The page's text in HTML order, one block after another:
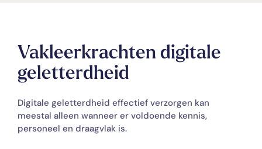
Vakleerkrachten digitale
geletterdheid
Digitale geletterdheid effectief verzorgen kan
meestal alleen wanneer er voldoende kennis,
personeel en draagvlak is.